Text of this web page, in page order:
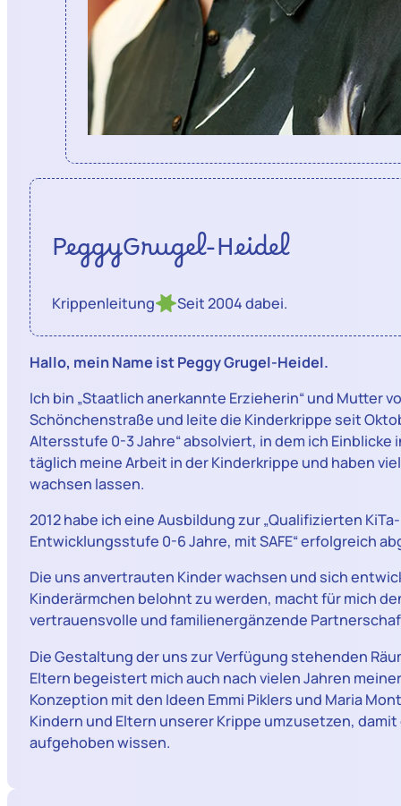
PeggyGrugel-Heidel
Krippenleitung Seit 2004 dabei.
Hallo, mein Name ist Peggy Grugel-Heidel.
Ich bin „Staatlich anerkannte Erzieherin“ und Mutter
Schönchenstraße und leite die Kinderkrippe seit
Altersstufe 0-3 Jahre“ absolviert, in dem ich
täglich meine Arbeit in der Kinderkrippe und haben
wachsen lassen.
2012 habe ich eine Ausbildung zur „Qualifizierten
Entwicklungsstufe 0-6 Jahre, mit SAFE“ erfolgreich
Die uns anvertrauten Kinder wachsen und sich
Kinderärmchen belohnt zu werden, macht für mich
vertrauensvolle und familienergänzende
Die Gestaltung der uns zur Verfügung stehenden
Eltern begeistert mich auch nach vielen Jahren
Konzeption mit den Ideen Emmi Piklers und Maria
Kindern und Eltern unserer Krippe umzusetzen,
aufgehoben wissen.